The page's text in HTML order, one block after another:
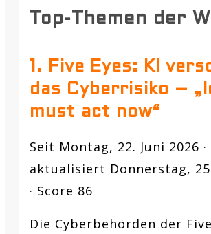
Top-Themen der
1. Five Eyes: KI
das Cyberrisiko –
must act now“
Seit Montag, 22. Juni 2026
aktualisiert Donnerstag,
· Score 86
Die Cyberbehörden der